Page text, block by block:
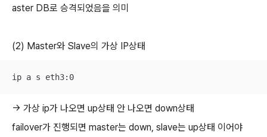
aster DB로 승격되었음을 의미
(2) Master와 Slave의 가상 IP상태
ip a s eth3:0
-> 가상 ip가 나오면 up상태 안 나오면 down상태
failover가 진행되면 master는 down, slave는 up상태 이어야